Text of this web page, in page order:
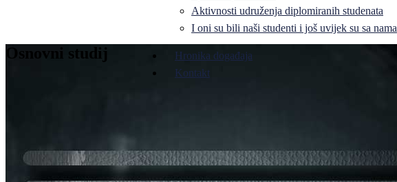
Aktivnosti udruženja diplomiranih studenata
I oni su bili naši studenti i još uvijek su sa nama
Hronika događaja
Kontakt
Osnovni studij